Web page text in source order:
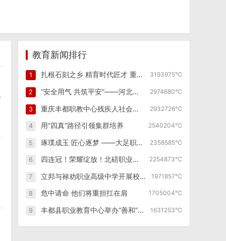
教育新闻排行
3193975℃
1 扎根石刻之乡 精育时代匠才 重庆市大足职业教育中心创新发展纪实
2974680℃
2 “安全用气 共筑平安”——河北省保定市高新区幼儿园燃气泄漏逃生演练
2932726℃
3 重庆丰都职教中心残疾人社会技能培训班照亮特殊群体职业之路
2540204℃
4 用“四真”路径引领集群培养
2358585℃
5 琢璞成玉 匠心逐梦 ——大足职业教育中心如何走好职教改革发展之路
2254873℃
6 四连冠！荣耀绽放！北碚职业教育中心全国啦啦操锦标赛再创辉煌！
1971857℃
7 立邦与禄劝职业高级中学开展校企合作，产教融合赋能涂装行业技能人才孵化
1705004℃
8 危中请命 他们将重担扛在肩
1631253℃
9 丰都县职业教育中心举办“善和”社会技能培训第四期学员开班仪式